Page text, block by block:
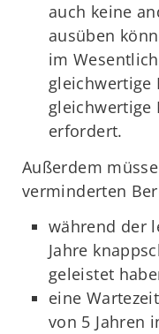
auch keine
ausüben
im
gleichwertige
gleichwertige
erfordert.
Außerdem
verminderten
während der
Jahre
geleistet
eine
von 5 Jahren